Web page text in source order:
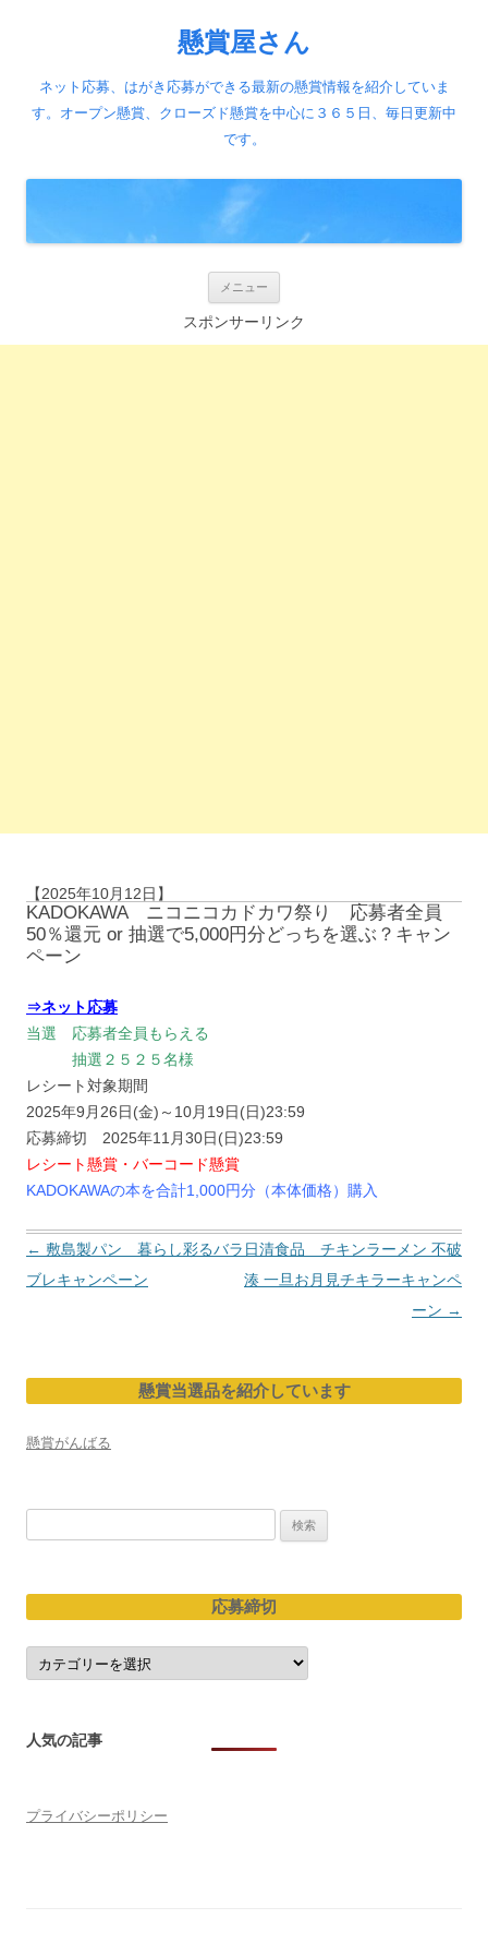
懸賞屋さん
ネット応募、はがき応募ができる最新の懸賞情報を紹介していま
す。オープン懸賞、クローズド懸賞を中心に３６５日、毎日更新中
です。
メニュー
ン
ツ
スポンサーリンク
【2025年10月12日】
KADOKAWA ニコニコカドカワ祭り 応募者全員
50％還元 or 抽選で5,000円分どっちを選ぶ？キャン
ペーン
⇒ネット応募
当選 応募者全員もらえる
抽選２５２５名様
レシート対象期間
2025年9月26日(金)～10月19日(日)23:59
応募締切 2025年11月30日(日)23:59
レシート懸賞・バーコード懸賞
KADOKAWAの本を合計1,000円分（本体価格）購入
投
稿
ー
シ
← 敷島製パン 暮らし彩るバラ
ブレキャンペーン
日清食品 チキンラーメン 不破
湊 一旦お月見チキラーキャンペ
ーン →
懸賞当選品を紹介しています
懸賞がんばる
応募締切
応
募
締
人気の記事
プライバシーポリシー